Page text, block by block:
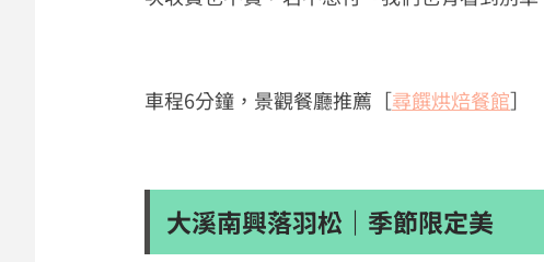
車程6分鐘，景觀餐廳推薦［尋饌烘焙餐館］
大溪南興落羽松｜季節限定美